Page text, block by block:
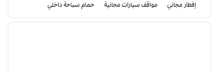
إفطار مجاني مواقف سيارات مجانية حمام سباحة داخلي
1 من 12
الصورة